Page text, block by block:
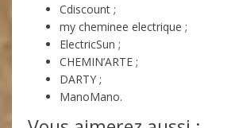
Cdiscount ;
my cheminee electrique ;
ElectricSun ;
CHEMIN’ARTE ;
DARTY ;
ManoMano.